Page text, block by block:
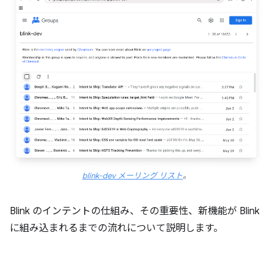
blink-dev メーリング リスト。
Blink のインテントの仕組み、その重要性、新機能が Blink
に組み込まれるまでの流れについて説明します。